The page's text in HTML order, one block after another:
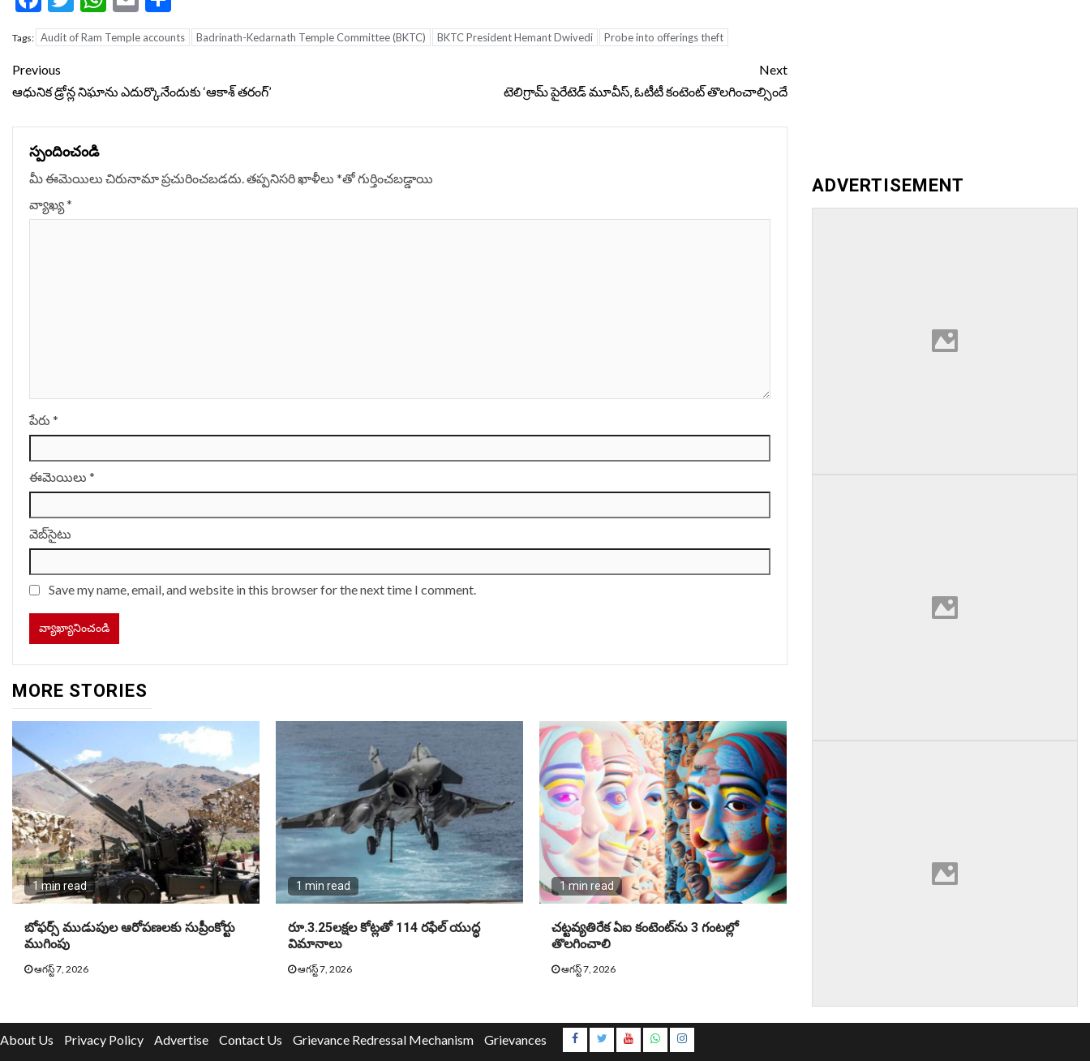
Tags: Audit of Ram Temple accounts Badrinath-Kedarnath Temple Committee (BKTC) BKTC President Hemant Dwivedi Probe into offerings theft
Continue
Reading
Previous
ఆధునిక డ్రోన్ల నిఘాను ఎదుర్కొనేందుకు ‘ఆకాశ్ తరంగ్’
Next
టెలిగ్రామ్‌ పైరేటెడ్ మూవీస్, ఓటీటీ కంటెంట్ తొలగించాల్సిందే
స్పందించండి
మీ ఈమెయిలు చిరునామా ప్రచురించబడదు.తప్పనిసరి ఖాళీలు *‌తో గుర్తించబడ్డాయి
వ్యాఖ్య*
పేరు *
ఈమెయిలు *
వెబ్‌సైటు
Save my name, email, and website in this browser for the next time I comment.
MORE STORIES
1 min read
బోఫర్స్ ముడుపుల ఆరోపణలకు సుప్రీంకోర్టు
ముగింపు
ఆగస్ట్ 7, 2026
1 min read
రూ.3.25లక్షల కోట్లతో 114 రఫేల్ యుద్ధ
విమానాలు
ఆగస్ట్ 7, 2026
1 min read
చట్టవ్యతిరేక ఏఐ కంటెంట్‌ను 3 గంటల్లో
తొలగించాలి
ఆగస్ట్ 7, 2026
ADVERTISEMENT
About Us Privacy Policy Advertise Contact Us Grievance Redressal Mechanism Grievances Instagram